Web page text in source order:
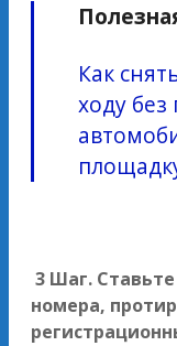
Как
ходу без
3 Шаг.
номера,